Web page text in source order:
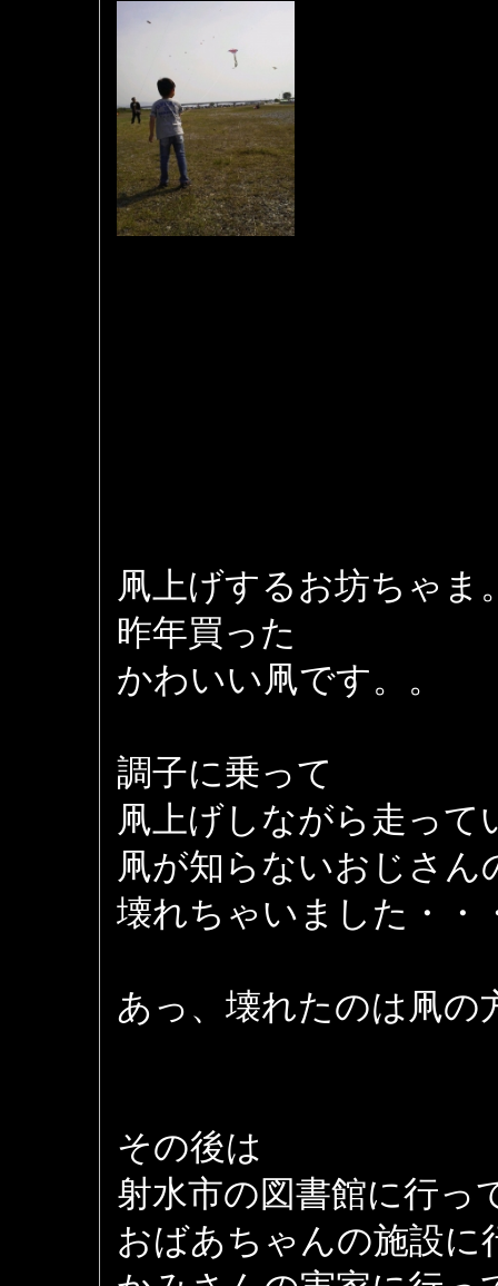
凧上げするお坊ちゃま
昨年買った
かわいい凧です。。
調子に乗って
凧上げしながら走って
凧が知らないおじさん
壊れちゃいました・・
あっ、壊れたのは凧の
その後は
射水市の図書館に行っ
おばあちゃんの施設に